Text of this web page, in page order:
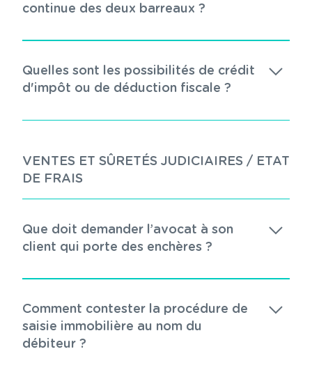
continue des deux barreaux ?
Quelles sont les possibilités de crédit
d'impôt ou de déduction fiscale ?
VENTES ET SÛRETÉS JUDICIAIRES / ETAT
DE FRAIS
Que doit demander l’avocat à son
client qui porte des enchères ?
Comment contester la procédure de
saisie immobilière au nom du
débiteur ?